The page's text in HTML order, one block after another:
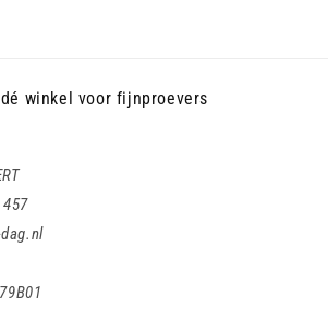
dé winkel voor fijnproevers
457